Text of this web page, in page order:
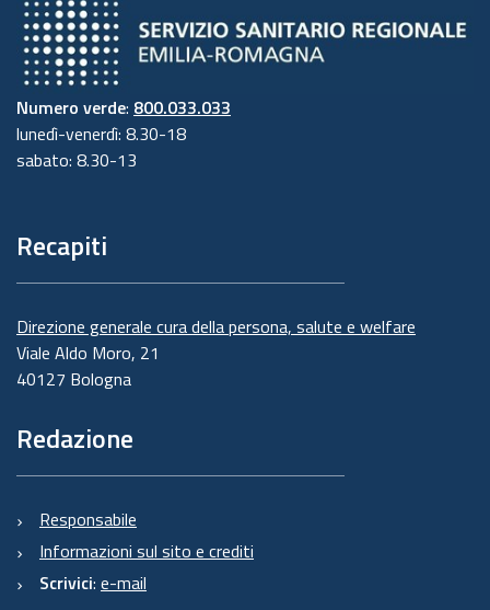
Numero verde: 800.033.033
lunedì-venerdì: 8.30-18
sabato: 8.30-13
Recapiti
Direzione generale cura della persona, salute e welfare
Viale Aldo Moro, 21
40127 Bologna
Redazione
Responsabile
Informazioni sul sito e crediti
Scrivici: e-mail